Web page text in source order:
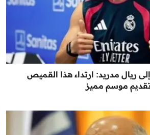
إلى ريال مدريد: ارتداء هذا القميص
موسم مميز